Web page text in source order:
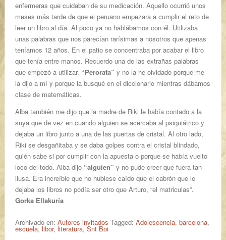
enfermeras que cuidaban de su medicación. Aquello ocurrió unos
meses más tarde de que el peruano empezara a cumplir el reto de
leer un libro al día. Al poco ya no hablábamos con él. Utilizaba
unas palabras que nos parecían rarísimas a nosotros que apenas
teníamos 12 años. En el patio se concentraba por acabar el libro
que tenía entre manos. Recuerdo una de las extrañas palabras
que empezó a utilizar. “Perorata” y no la he olvidado porque me
la dijo a mí y porque la busqué en el diccionario mientras dábamos
clase de matemáticas.
Alba también me dijo que la madre de Riki le había contado a la
suya que de vez en cuando alguien se acercaba al psiquiátrico y
dejaba un libro junto a una de las puertas de cristal. Al otro lado,
Riki se desgañitaba y se daba golpes contra el cristal blindado,
quién sabe si por cumplir con la apuesta o porque se había vuelto
loco del todo. Alba dijo “alguien” y no pude creer que fuera tan
ilusa. Era increíble que no hubiese caído que el cabrón que le
dejaba los libros no podía ser otro que Arturo, “el matriculas”.
Gorka Ellakuría
Archivado en: Autores invitados Tagged: Adolescencia, barcelona,
escuela, libor, literatura, Snt Boi